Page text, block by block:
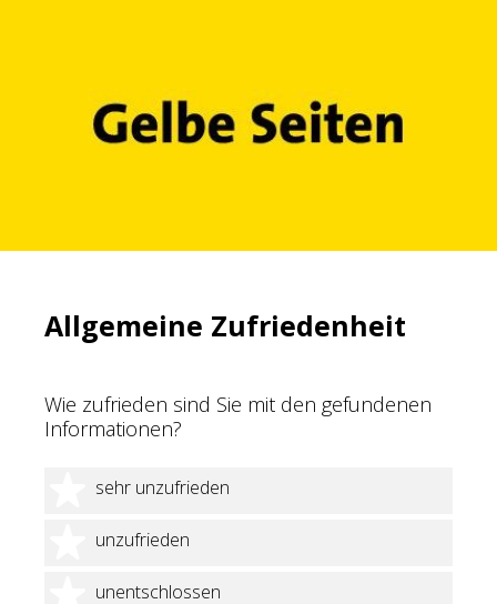
Allgemeine Zufriedenheit
Wie zufrieden sind Sie mit den gefundenen
Informationen?
sehr unzufrieden
1 Stern
unzufrieden
2 Sterne
unentschlossen